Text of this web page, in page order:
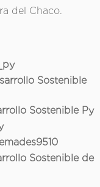
del Chaco.
Sostenible
Sostenible Py
Sostenible de